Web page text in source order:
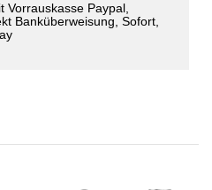
Vorrauskasse Paypal,
Banküberweisung, Sofort,